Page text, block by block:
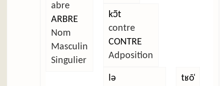
abre
ARBRE
Nom
Masculin
Singulier
kɔ̃t
contre
CONTRE
Adposition
lə
tʁõ̜